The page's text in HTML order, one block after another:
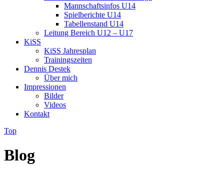
Mannschaftsinfos U14
Spielberichte U14
Tabellenstand U14
Leitung Bereich U12 – U17
KiSS
KiSS Jahresplan
Trainingszeiten
Dennis Destek
Über mich
Impressionen
Bilder
Videos
Kontakt
Top
Blog